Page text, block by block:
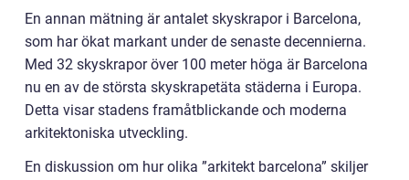
En annan mätning är antalet skyskrapor i Barcelona,
som har ökat markant under de senaste decennierna.
Med 32 skyskrapor över 100 meter höga är Barcelona
nu en av de största skyskrapetäta städerna i Europa.
Detta visar stadens framåtblickande och moderna
arkitektoniska utveckling.
En diskussion om hur olika ”arkitekt barcelona” skiljer